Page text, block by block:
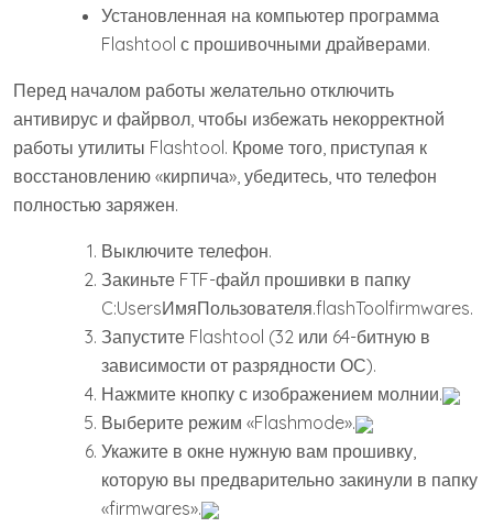
Установленная на компьютер программа
Flashtool с прошивочными драйверами.
Перед началом работы желательно отключить
антивирус и файрвол, чтобы избежать некорректной
работы утилиты Flashtool. Кроме того, приступая к
восстановлению «кирпича», убедитесь, что телефон
полностью заряжен.
Выключите телефон.
Закиньте FTF-файл прошивки в папку
C:UsersИмяПользователя.flashToolfirmwares.
Запустите Flashtool (32 или 64-битную в
зависимости от разрядности ОС).
Нажмите кнопку с изображением молнии.
Выберите режим «Flashmode».
Укажите в окне нужную вам прошивку,
которую вы предварительно закинули в папку
«firmwares».